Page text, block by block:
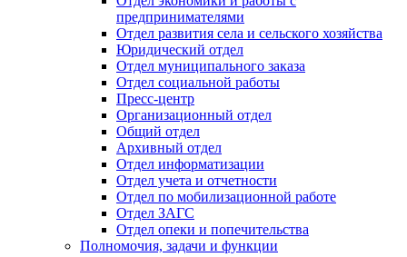
предпринимателями
Отдел развития села и сельского хозяйства
Юридический отдел
Отдел муниципального заказа
Отдел социальной работы
Пресс-центр
Организационный отдел
Общий отдел
Архивный отдел
Отдел информатизации
Отдел учета и отчетности
Отдел по мобилизационной работе
Отдел ЗАГС
Отдел опеки и попечительства
Полномочия, задачи и функции